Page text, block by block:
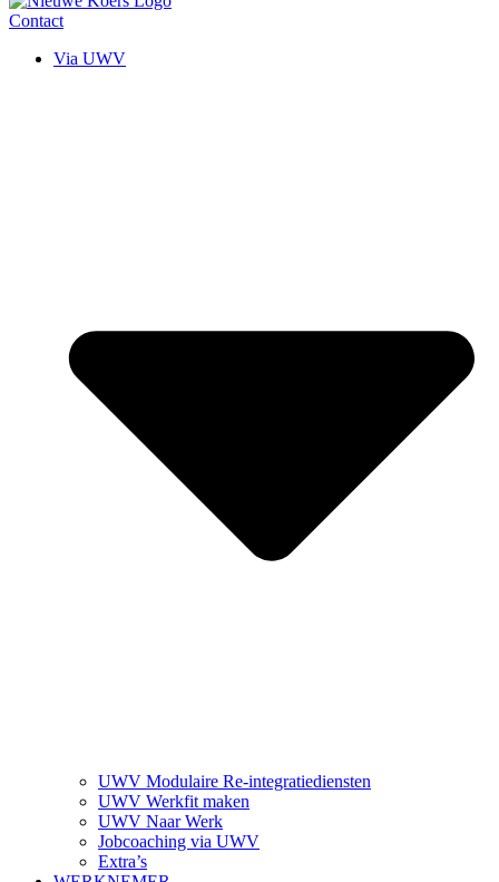
Contact
Via UWV
UWV Modulaire Re-integratiediensten
UWV Werkfit maken
UWV Naar Werk
Jobcoaching via UWV
Extra’s